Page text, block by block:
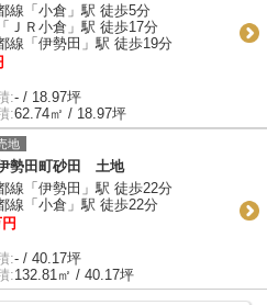
線「小倉」駅 徒歩5分
ＪＲ小倉」駅 徒歩17分
線「伊勢田」駅 徒歩19分
:- / 18.97坪
:62.74㎡ / 18.97坪
地
勢田町砂田 土地
線「伊勢田」駅 徒歩22分
線「小倉」駅 徒歩22分
:- / 40.17坪
:132.81㎡ / 40.17坪